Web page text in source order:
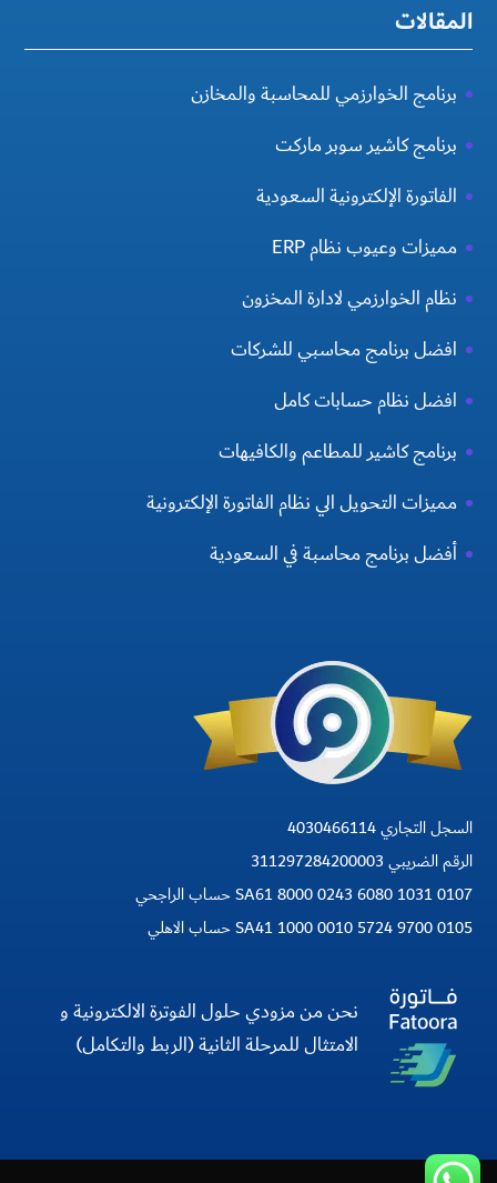
المقالات
برنامج الخوارزمي للمحاسبة والمخازن
برنامج كاشير سوبر ماركت
الفاتورة الإلكترونية السعودية
مميزات وعيوب نظام ERP
نظام الخوارزمي لادارة المخزون
افضل برنامج محاسبي للشركات
افضل نظام حسابات كامل
برنامج كاشير للمطاعم والكافيهات
مميزات التحويل الي نظام الفاتورة الإلكترونية
أفضل برنامج محاسبة في السعودية
السجل التجاري 4030466114
الرقم الضريبي 311297284200003
SA61 8000 0243 6080 1031 0107 حساب الراجحي
SA41 1000 0010 5724 9700 0105 حساب الاهلي
نحن من مزودي حلول الفوترة الالكترونية و
الامتثال للمرحلة الثانية (الربط والتكامل)